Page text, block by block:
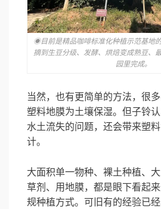
◉目前是精品咖啡标准化种植示范基地
摘到生豆分级、发酵、烘焙变成熟豆、
园里完成。
当然，也有更简单的方法，很
塑料地膜为土壤保湿。但子铃
水土流失的问题，还会带来塑
计。
大面积单一物种、裸土种植、
草剂、用地膜，都是眼下看起
规种植方式。可旧有的经验已